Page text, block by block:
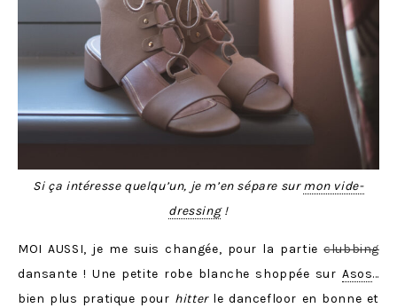
Si ça intéresse quelqu’un, je m’en sépare surmon vide-
dressing!
MOI AUSSI, je me suis changée, pour la partieclubbing
dansante ! Une petite robe blanche shoppée sur Asos…
bien plus pratique pour hitterle dancefloor en bonne et